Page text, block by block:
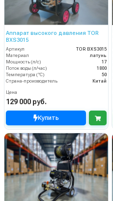
Аппарат высокого давления TOR
BXS3015
Артикул
TOR BXS3015
Материал
латунь
Мощность (л/с)
17
Поток воды (л/час)
1800
Температура (°C)
50
Страна-производитель
Китай
Цена
129 000 руб.
Купить